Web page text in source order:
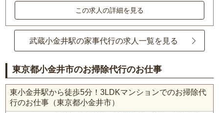
この求人の詳細を見る
武蔵小金井駅の家事代行の求人一覧を見る
東京都小金井市のお掃除代行のお仕事
東小金井駅から徒歩5分！3LDKマンションでのお掃除代
行のお仕事（東京都小金井市）